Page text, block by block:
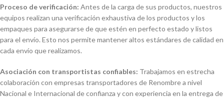
Proceso de verificación: Antes de la carga de sus productos, nuestros
equipos realizan una verificación exhaustiva de los productos y los
empaques para asegurarse de que estén en perfecto estado y listos
para el envío. Esto nos permite mantener altos estándares de calidad en
cada envío que realizamos.
Asociación con transportistas confiables: Trabajamos en estrecha
colaboración con empresas transportadores de Renombre a nivel
Nacional e Internacional de confianza y con experiencia en la entrega de